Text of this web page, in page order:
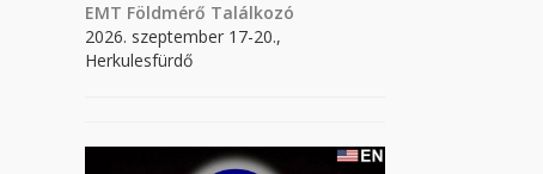
EMT Földmérő Találkozó
2026. szeptember 17-20.,
Herkulesfürdő